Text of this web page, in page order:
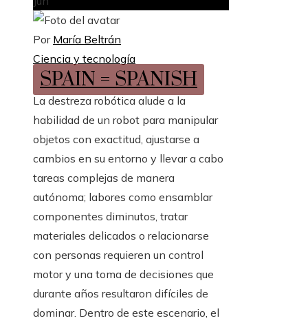
Por María Beltrán
Ciencia y tecnología
SPAIN = SPANISH
La destreza robótica alude a la
habilidad de un robot para manipular
objetos con exactitud, ajustarse a
cambios en su entorno y llevar a cabo
tareas complejas de manera
autónoma; labores como ensamblar
componentes diminutos, tratar
materiales delicados o relacionarse
con personas requieren un control
motor y una toma de decisiones que
durante años resultaron difíciles de
dominar. Dentro de este escenario, el